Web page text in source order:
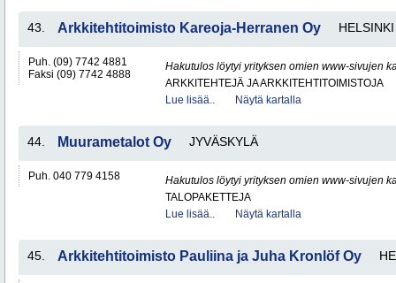
43. Arkkitehtitoimisto Kareoja-Herranen Oy HELSINKI
Puh. (09) 7742 4881
Faksi (09) 7742 4888
Hakutulos löytyi yrityksen omien www-sivujen
ARKKITEHTEJÄ JA ARKKITEHTITOIMISTOJA
Lue lisää..
Näytä kartalla
44. Muurametalot Oy JYVÄSKYLÄ
Puh. 040 779 4158
Hakutulos löytyi yrityksen omien www-sivujen
TALOPAKETTEJA
Lue lisää..
Näytä kartalla
45. Arkkitehtitoimisto Pauliina ja Juha Kronlöf Oy